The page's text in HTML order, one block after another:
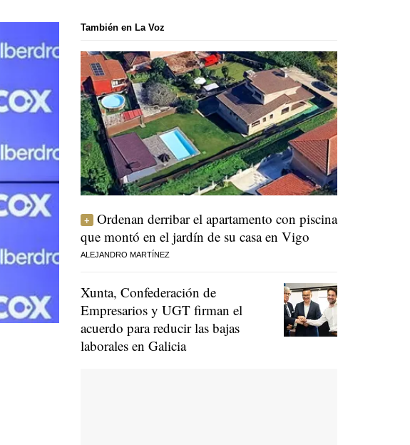
También en La Voz
Ordenan derribar el apartamento con piscina
que montó en el jardín de su casa en Vigo
ALEJANDRO MARTÍNEZ
Xunta, Confederación de
Empresarios y UGT firman el
acuerdo para reducir las bajas
laborales en Galicia